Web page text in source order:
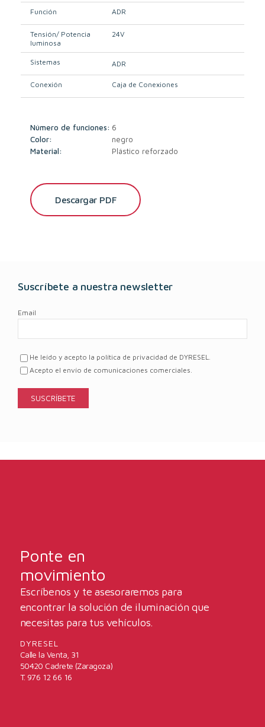
Función ADR
Tensión/ Potencia
luminosa
24V
Sistemas ADR
Conexión Caja de Conexiones
Número de funciones: 6
Color:
negro
Material:
Plástico reforzado
Descargar PDF
Suscríbete a nuestra newsletter
Email
He leído y acepto la política de privacidad de DYRESEL.
Acepto el envío de comunicaciones comerciales.
Ponte en
movimiento
Escríbenos y te asesoraremos para
encontrar la solución de iluminación que
necesitas para tus vehículos.
DYRESEL
Calle la Venta, 31
50420 Cadrete (Zaragoza)
T. 976 12 66 16